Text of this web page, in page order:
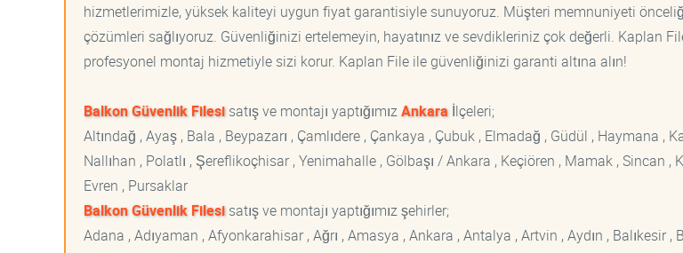
hizmetlerimizle, yüksek kaliteyi uygun fiyat garantisiyle sunuyoruz. Müşteri memnuniyeti
çözümleri sağlıyoruz. Güvenliğinizi ertelemeyin, hayatınız ve sevdikleriniz çok değerli. Kaplan
profesyonel montaj hizmetiyle sizi korur. Kaplan File ile güvenliğinizi garanti altına alın!
Balkon Güvenlik Filesisatış ve montajı yaptığımızAnkara İlçeleri;
Altındağ , Ayaş , Bala , Beypazarı , Çamlıdere , Çankaya , Çubuk , Elmadağ , Güdül , Haymana ,
Nallıhan , Polatlı , Şereflikoçhisar , Yenimahalle , Gölbaşı / Ankara , Keçiören , Mamak , Sincan ,
Evren , Pursaklar
Balkon Güvenlik Filesisatış ve montajı yaptığımız şehirler;
Adana , Adıyaman , Afyonkarahisar , Ağrı , Amasya , Ankara , Antalya , Artvin , Aydın , Balıkesir ,